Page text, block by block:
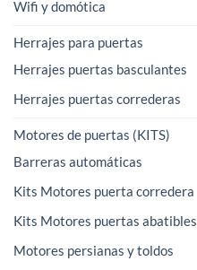
Wifi y domótica
Herrajes para puertas
Herrajes puertas basculantes
Herrajes puertas correderas
Motores de puertas (KITS)
Barreras automáticas
Kits Motores puerta corredera
Kits Motores puertas abatibles
Motores persianas y toldos